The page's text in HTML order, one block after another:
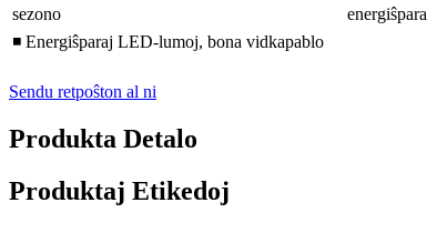
sezono
energiŝpara
◾ Energiŝparaj LED-lumoj, bona vidkapablo
Sendu retpoŝton al ni
Produkta Detalo
Produktaj Etikedoj